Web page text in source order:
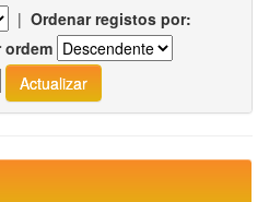
| Ordenar registos por:
ordem